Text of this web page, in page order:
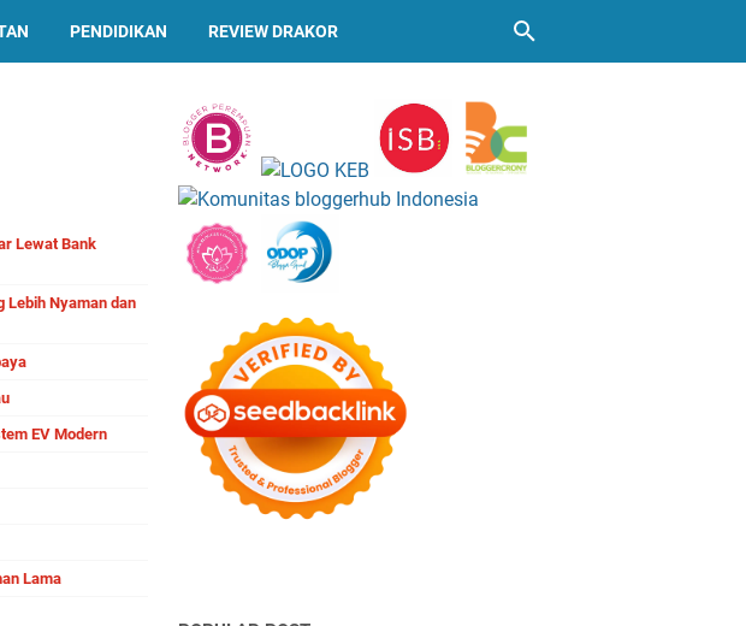
PENDIDIKAN REVIEW DRAKOR
Lewat Bank
Lebih Nyaman dan
EV Modern
Lama